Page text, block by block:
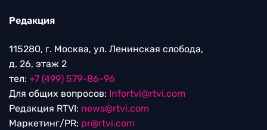
Редакция
115280, г. Москва, ул. Ленинская слобода,
д. 26, этаж 2
тел: +7 (499) 579-86-96
Для общих вопросов: Infortvi@rtvi.com
Редакция RTVI: news@rtvi.com
Маркетинг/PR: pr@rtvi.com